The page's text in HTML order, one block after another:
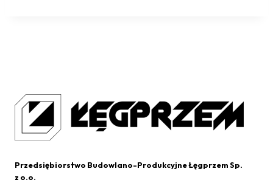
Przedsiębiorstwo Budowlano-Produkcyjne Łęgprzem Sp.
z o.o.